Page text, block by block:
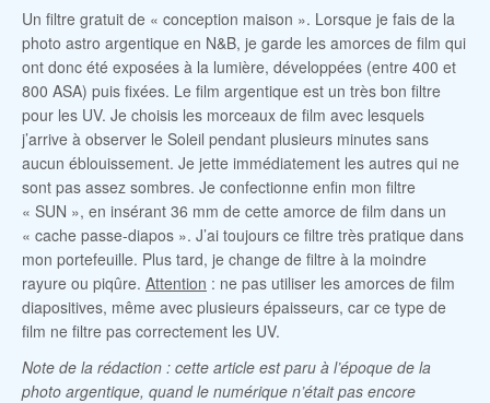
Un filtre gratuit de « conception maison ». Lorsque je fais de la
photo astro argentique en N&B, je garde les amorces de film qui
ont donc été exposées à la lumière, développées (entre 400 et
800 ASA) puis fixées. Le film argentique est un très bon filtre
pour les UV. Je choisis les morceaux de film avec lesquels
j’arrive à observer le Soleil pendant plusieurs minutes sans
aucun éblouissement. Je jette immédiatement les autres qui ne
sont pas assez sombres. Je confectionne enfin mon filtre
« SUN », en insérant 36 mm de cette amorce de film dans un
« cache passe-diapos ». J’ai toujours ce filtre très pratique dans
mon portefeuille. Plus tard, je change de filtre à la moindre
rayure ou piqûre. Attention : ne pas utiliser les amorces de film
diapositives, même avec plusieurs épaisseurs, car ce type de
film ne filtre pas correctement les UV.
Note de la rédaction : cette article est paru à l’époque de la
photo argentique, quand le numérique n’était pas encore